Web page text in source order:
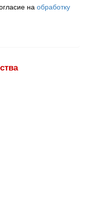
на обработку